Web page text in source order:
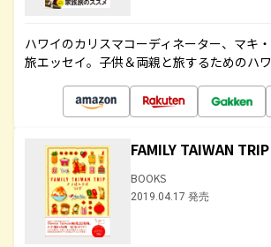
ハワイのカリスマコーディネーター、マキ
旅エッセイ。子供＆両親と旅するためのハ
FAMILY TAIWAN
BOOKS
2019.04.17 発売